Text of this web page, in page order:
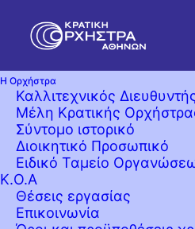
Η Ορχήστρα
Καλλιτεχνικός
Μέλη Κρατικής
Σύντομο ιστορικό
Διοικητικό Προσωπικό
Ειδικό Ταμείο
Κ.Ο.Α
Θέσεις εργασίας
Επικοινωνία